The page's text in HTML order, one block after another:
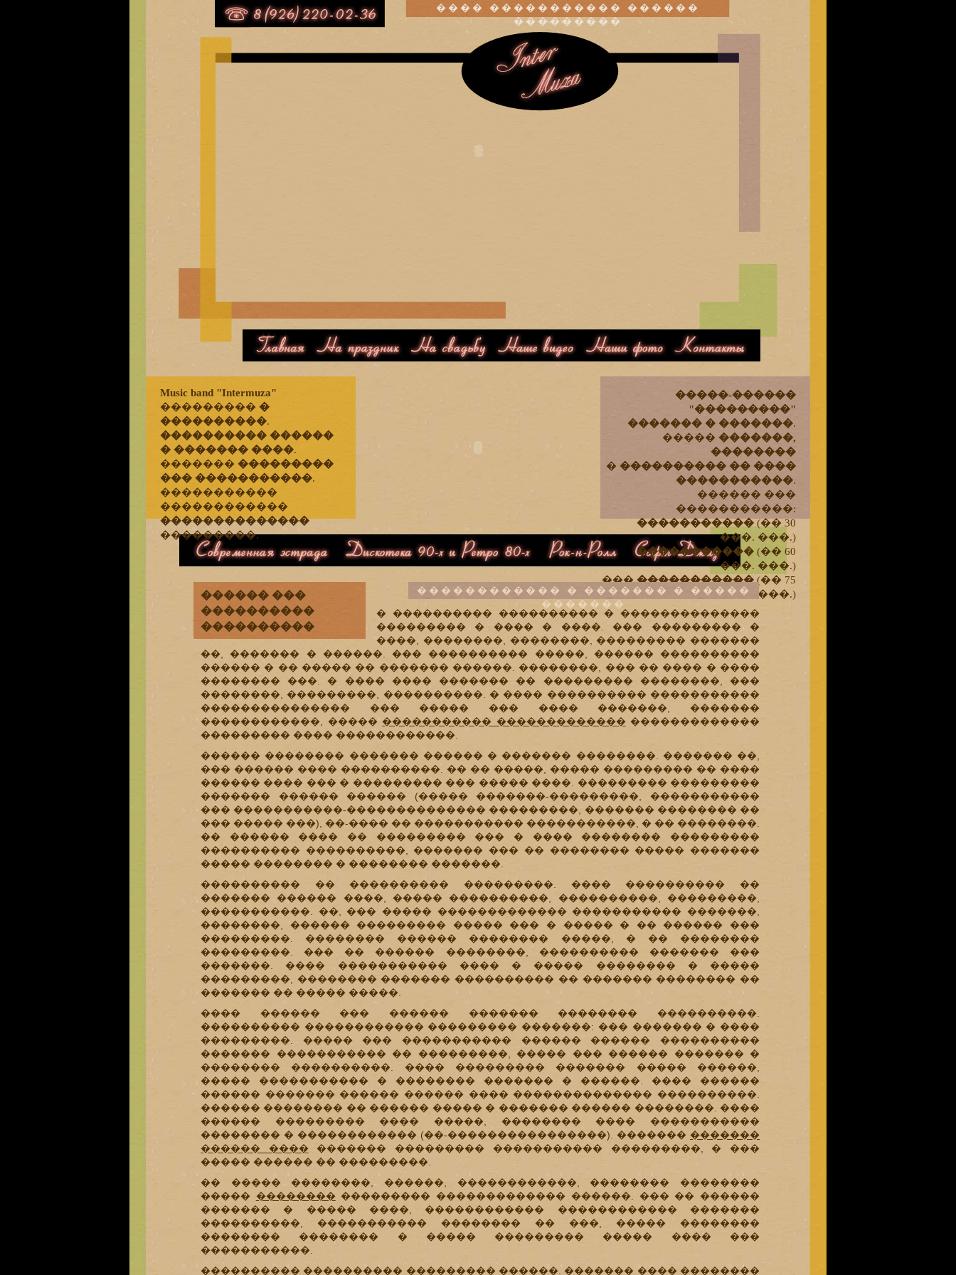
������� �������� ������� ����� ��������
���� ����������� ������
���������
����������� ������� ��������� 90-� � ����� 80-� ���-�-���� ����-����
Music band "Intermuza"
��������� �
����������.
���������� ������
� ������� ����.
������� ���������
��� �����������.
�����������
������������
��������������
���������.
�����-������
"���������"
������� � �������.
����� �������,
��������
� ���������� �� ����
�����������.
������ ���
�����������:
����������� (�� 30
���. ���.)
����������� (�� 60
���. ���.)
��������������(�� 75
���. ���.)
������ ���
����������
����������
������������ � ������� � �����
�������
� ���������� ���������� � ��������������
��������� � ���� � ����. ��� ��������� �
����, ��������, ��������, ��������� �������
��, ������� � ������. ��� ���������� �����, ������ ����������
������ � �� ����� �� ������� ������. ��������, ��� �� ���� � ����
�������� ���. � ���� ���� ������� �� ��������� ��������, ���
��������, ���������, ����������. � ���� ���������� �����������
��������������� ��� ����� ��� ���� �������, �������
������������, ����� ����������� ������������� �������������
��������� ���� ������������.
������ �������� ������� ������ � ������� ��������. ������� ��,
��� ������ ���� ����������. �� �� �����, ����� ��������� �� ����
������ ���� ��� � ��������� ��� ����� ����. ��������� ���������
������� ������ ������ (����� �������-���������, �����������
��� �����������-�������������� ���������, ������� �������� ��
��� ����� ���), ��-���� �� ����������� �����������, � �� ��������.
�� ������ ���� �� ��������� ��� � ���� �������� ���������
���������� ����������, ������� ��� �� �������� ����� �������
����� �������� � �������� �������.
���������� �� ���������� ���������. ���� ���������� ��
������� ������ ����, ����� ����������, ����������, ���������,
�����������. ��, ��� ����� ������������� ����������� �������,
��������, ������ ��������� ����� ��� � ����� � �� ������ ���
���������. �������� ������ �������� �����, � �� ��������
���������. ��� �� ������ ��������, ���������� ������� ���
�������. ���� ����������� ���� � ����� �������� � �����
���������, �������� ������� ���������� �� ������� �������� ��
������� �� ����� �����.
���� ������ ��� ������ ������� �������� ����������.
���������� ������������ ��������� �������: ��� ������� � ����
���������. ����� ��� ����������� ������ ������ ����������
������� ����������� �� ���������, ����� ��� ������ ������� �
�������� ����������. ���� ��������� ������� ����� ������,
����� ����������� � �������� ������� � ������. ���� ������
������ ������� ������ ������ ���� �������������� ����������.
������ �������� �� ������ ����� � ������� ������ ��������. ����
������ ��������� ���� �����, �������� ���� �����������
�������� � ������������ (��-����������������). ������� �������
������ ���� ������� ��������� ����������� ���������, � ���
����� ������ �� ���������.
�� ����� ��������, ������, ������������, �������� ��������
����� �������� ��������� ������������� ������. ��� �� ������
������� � ����� ����, ������������ ������������ �������
����������, ����������� �������� �� ���, ����� ��������
�������� �������� � ����� ��������� ����� ���� ���
�����������.
���������� ���������� ��������� ������.������� ���� ��������